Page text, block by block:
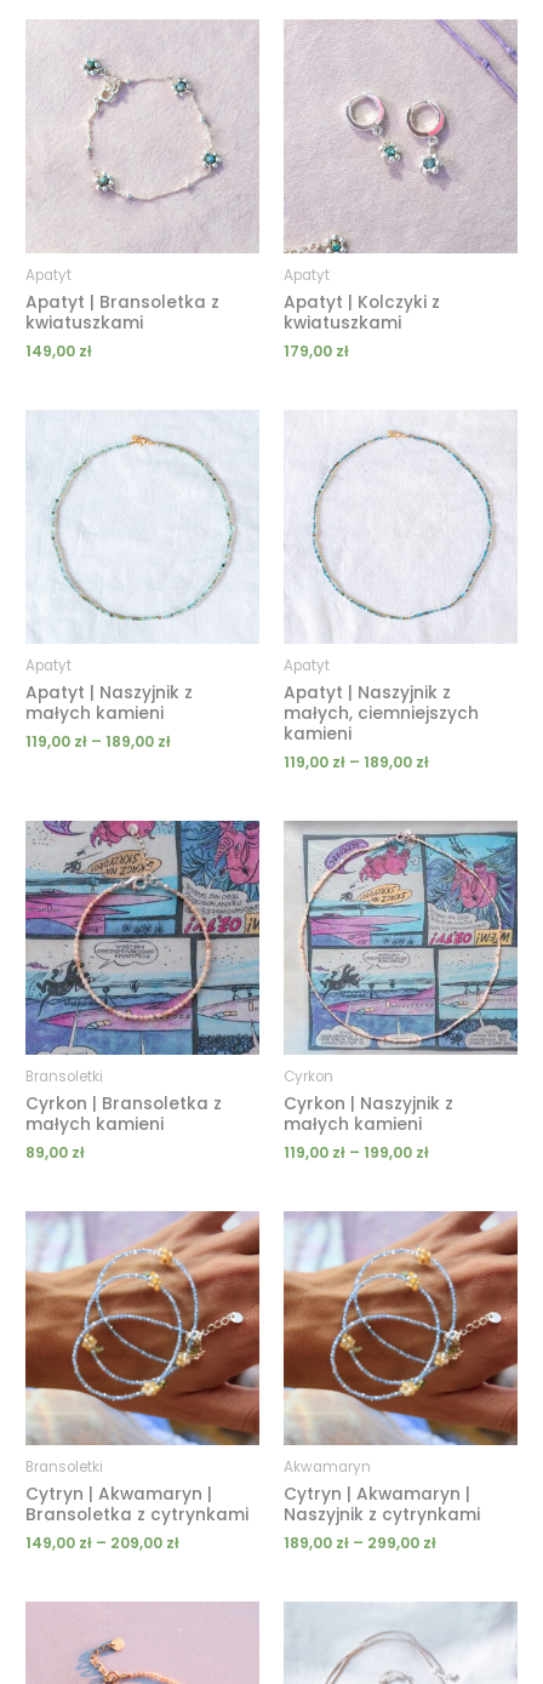
Apatyt
Apatyt | Bransoletka z
kwiatuszkami
149,00 zł
Apatyt
Apatyt | Kolczyki z
kwiatuszkami
179,00 zł
Apatyt
Apatyt | Naszyjnik z
małych kamieni
119,00 zł – 189,00 zł
od
119,00 zł
189,00 zł
Apatyt
Apatyt | Naszyjnik z
małych, ciemniejszych
kamieni
119,00 zł – 189,00 zł
cen:
od
119,00 zł
189,00 zł
Bransoletki
Cyrkon | Bransoletka z
małych kamieni
89,00 zł
Cyrkon
Cyrkon | Naszyjnik z
małych kamieni
119,00 zł – 199,00 zł
Zakres
cen:
od
119,00 zł
do
199,00 zł
Bransoletki
Cytryn | Akwamaryn |
Bransoletka z cytrynkami
149,00 zł – 209,00 zł
Zakres
cen:
od
149,00 zł
do
209,00 zł
Akwamaryn
Cytryn | Akwamaryn |
Naszyjnik z cytrynkami
189,00 zł – 299,00 zł
Zakres
cen:
od
189,00 zł
do
299,00 zł